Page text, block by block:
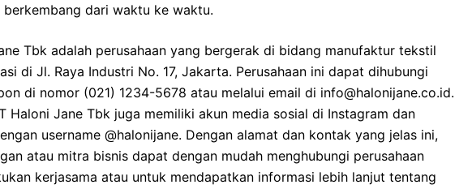
berkembang dari waktu ke waktu.
Tbk adalah perusahaan yang bergerak di bidang manufaktur tekstil
di Jl. Raya Industri No. 17, Jakarta. Perusahaan ini dapat dihubungi
di nomor (021) 1234-5678 atau melalui email di info@halonijane.co.id.
Haloni Jane Tbk juga memiliki akun media sosial di Instagram dan
username @halonijane. Dengan alamat dan kontak yang jelas ini,
atau mitra bisnis dapat dengan mudah menghubungi perusahaan
kerjasama atau untuk mendapatkan informasi lebih lanjut tentang